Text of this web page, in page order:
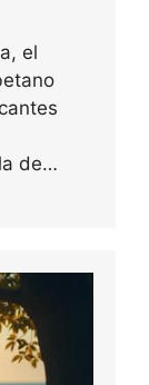
el
de…